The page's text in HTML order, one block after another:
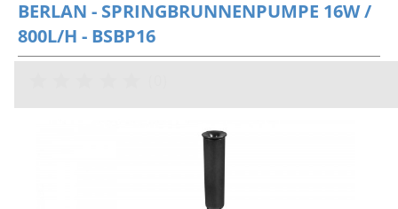
BERLAN - SPRINGBRUNNENPUMPE 16W /
800L/H - BSBP16